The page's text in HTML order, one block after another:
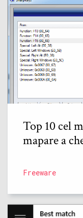
Top 10 cel
mapare a
Freeware